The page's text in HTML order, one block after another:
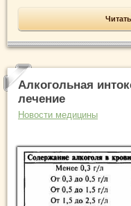
Алкогольная
лечение
Новости медицины